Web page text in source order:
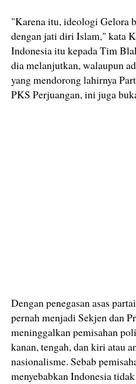
"Karena itu, ideologi Gelora
dengan jati diri Islam," kata
Indonesia itu kepada Tim
dia melanjutkan, walaupun
yang mendorong lahirnya
PKS Perjuangan, ini juga
Dengan penegasan asas
pernah menjadi Sekjen dan
meninggalkan pemisahan
kanan, tengah, dan kiri atau
nasionalisme. Sebab
menyebabkan Indonesia